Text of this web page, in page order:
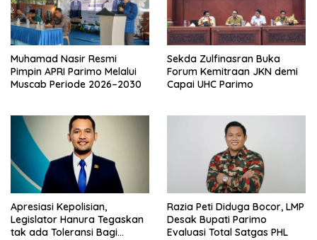
Muhamad Nasir Resmi
Pimpin APRI Parimo Melalui
Muscab Periode 2026–2030
Sekda Zulfinasran Buka
Forum Kemitraan JKN demi
Capai UHC Parimo
Apresiasi Kepolisian,
Legislator Hanura Tegaskan
tak ada Toleransi Bagi
Razia Peti Diduga Bocor, LMP
Desak Bupati Parimo
Evaluasi Total Satgas PHL